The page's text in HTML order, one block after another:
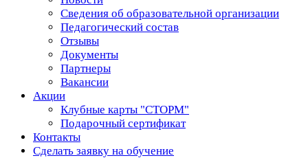
Сведения об образовательной организации
Педагогический состав
Отзывы
Документы
Партнеры
Вакансии
Акции
Клубные карты "СТОРМ"
Подарочный сертификат
Контакты
Сделать заявку на обучение